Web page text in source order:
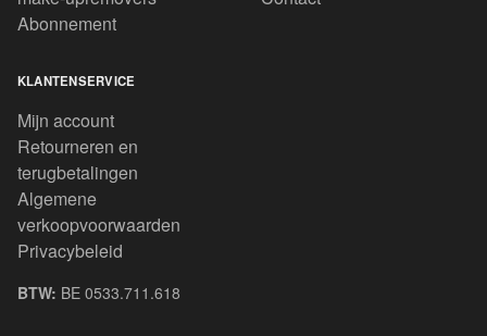
Abonnement
KLANTENSERVICE
Mijn account
Retourneren en
terugbetalingen
Algemene
verkoopvoorwaarden
Privacybeleid
BTW: BE 0533.711.618